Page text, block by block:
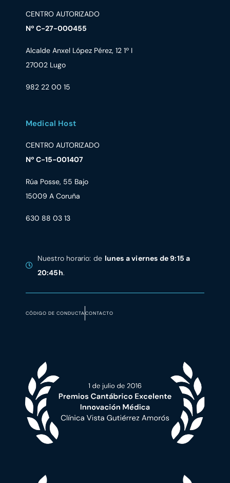
CENTRO AUTORIZADO
Nº C-27-000455
Alcalde Anxel López Pérez, 12 1º I
27002 Lugo
982 22 00 15
Medical Host
CENTRO AUTORIZADO
Nº C-15-001407
Rúa Posse, 55 Bajo
15009 A Coruña
630 88 03 13
Nuestro horario: de lunes a viernes de 9:15 a
20:45h.
CÓDIGO DE CONDUCTACONTACTO